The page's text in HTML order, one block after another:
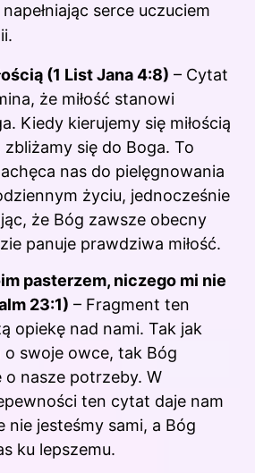
serce uczuciem
(1 List Jana 4:8) – Cytat
że miłość stanowi
Kiedy kierujemy się miłością
się do Boga. To
nas do pielęgnowania
życiu, jednocześnie
że Bóg zawsze obecny
panuje prawdziwa miłość.
pasterzem, niczego mi nie
23:1) – Fragment ten
opiekę nad nami. Tak jak
o swoje owce, tak Bóg
nasze potrzeby. W
ten cytat daje nam
nie jesteśmy sami, a Bóg
ku lepszemu.